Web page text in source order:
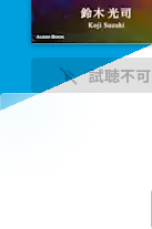
試聴不可